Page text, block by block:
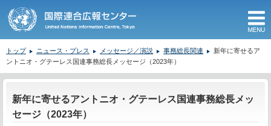
トップ ニュース・プレス メッセージ／演説 事務総長関連
新年に寄せるア
ントニオ・グテーレス国連事務総長メッセージ（2023年）
新年に寄せるアントニオ・グテーレス国連事務総長メッ
セージ（2023年）